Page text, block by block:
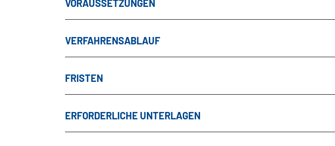
VORAUSSETZUNGEN
VERFAHRENSABLAUF
FRISTEN
ERFORDERLICHE UNTERLAGEN